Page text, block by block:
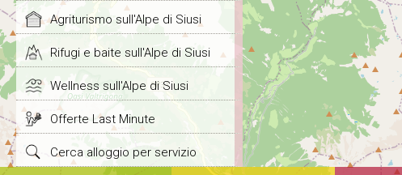
Agriturismo sull'Alpe di Siusi
Rifugi e baite sull'Alpe di Siusi
Wellness sull'Alpe di Siusi
Offerte Last Minute
Cerca alloggio per servizio